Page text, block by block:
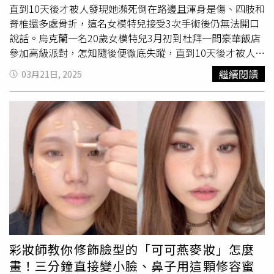
吧！愛情排行榜排行第三名。TOP2巨蟹座巨蟹座的朋友在
感情方面一直都有起起伏伏，舉棋不定的情況，上半年的感
情運氣阻礙重重，巨蟹座想必一定過得非常艱辛，不過不用
擔心，下半年你們的好運即將來到，巨蟹座將會找到屬於自
己的好情人，而且爛桃花都將會離你而去，你的人際關係將
會大幅提升，周圍的人出現一個比一個好，如果想要長久的
幸福一定要好好選擇，把握下半年愛情運，愛神邱比特已經
準備為你射箭囉！愛情排行榜第二名！TOP1 獅子座獅子座
的朋友在下半年，你的魅力將會大爆發，你會成為人群中的
巨星，閃閃發亮，大家都會注視到你的光彩，你要好好的表
現自己，大方的交友不要封閉在自己的圈子裡，你將會遇到
適合的對象，單身的人脫單機率超高，所以遇到心儀的對象
請努力經營，勇敢向前示愛，你一定可以得到對方的認同，
走向完美的幸福，穩定交往中的人也會更加穩定唷，恭喜你
在愛情排行榜排行第一名。◎民俗信仰僅供參考，請勿過度
迷信！
直到10天後才被人發現她瀕死倒在路邊且渾身是傷、四肢和
脊椎還多處骨折，這名女模特兒接受3次手術後仍無法開口
說話。烏克蘭一名20歲女模特兒3月初到杜拜一間豪華飯店
參加高級派對，怎知隨後便徹底失蹤，直到10天後才被人發
現瀕死倒在杜拜的路邊。（圖／翻攝自X）《每日郵報》報
導，這名20歲的女模瑪麗亞科瓦爾丘克（Maria
Kovalchuk）在9日告知友人，受邀參加一場在杜拜某飯店
舉辦的派對，瑪麗亞曾透露，邀請她的兩名男子是「模特兒
業界人士」。她在出發前曾向母親安娜（Anna）表示，會
與這些人「共度一晚」，沒想到就此音訊全無。根據報導，
瑪麗亞原先訂好11日飛往泰國的機票，但她人當天並未現身
機場，讓家人和友人相當擔心，立即向杜拜警方報案，並展
開搜尋。瑪麗亞直到19日才在杜拜的一條道路旁被發現。她
當時全身血跡斑斑、奄奄一息，四肢與脊椎皆骨折。瑪麗亞
被發現時身上沒有證件、手機，報導也引述安娜說法，瑪麗
亞被送往醫院治療後，至少接受3次手術，之後還將繼續第4
次手術，但她的狀況依然危急，目前仍無法開口說話。烏克
蘭是前蘇聯成員國，也是軍事工業重鎮，但在蘇聯解體後，
03月21日, 2025 繼續閱讀
彩妝師教你修飾臉型的「可可燕麥妝」怎麼
畫！三分鐘直接變小臉、鼻子用這顆修容蜜